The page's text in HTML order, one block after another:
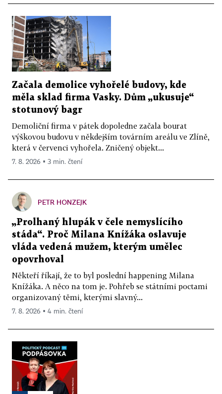
Začala demolice vyhořelé budovy, kde
měla sklad firma Vasky. Dům „ukusuje“
stotunový bagr
Demoliční firma v pátek dopoledne začala bourat
výškovou budovu v někdejším továrním areálu ve Zlíně,
která v červenci vyhořela. Zničený objekt...
7. 8. 2026 ▪ 3 min. čtení
PETR HONZEJK
„Prolhaný hlupák v čele nemyslícího
stáda“. Proč Milana Knížáka oslavuje
vláda vedená mužem, kterým umělec
opovrhoval
Někteří říkají, že to byl poslední happening Milana
Knížáka. A něco na tom je. Pohřeb se státními poctami
organizovaný těmi, kterými slavný...
7. 8. 2026 ▪ 4 min. čtení